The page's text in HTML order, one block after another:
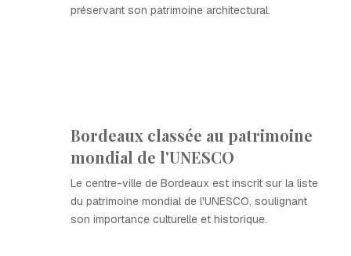
préservant son patrimoine architectural.
Bordeaux classée au patrimoine
mondial de l'UNESCO
Le centre-ville de Bordeaux est inscrit sur la liste
du patrimoine mondial de l'UNESCO, soulignant
son importance culturelle et historique.